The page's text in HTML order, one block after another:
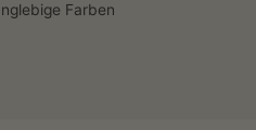
Farben